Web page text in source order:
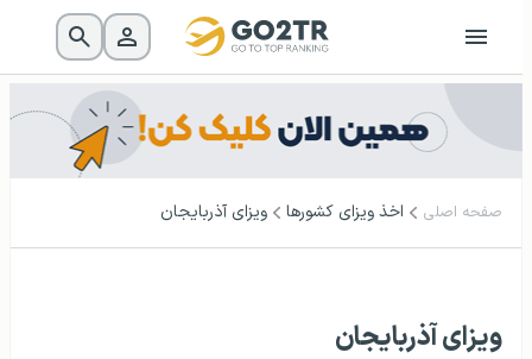
صفحه اصلی اخذ ویزای کشورها ویزای آذربایجان
ویزای آذربایجان